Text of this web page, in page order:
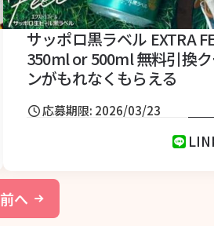
応募期限: 2026/03/23
サッポロ黒ラベル EXTRA
350ml or 500ml 無料引換
ンがもれなくもらえる
前へ